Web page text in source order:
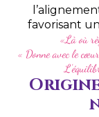
favorisant
«Là où
« Donne avec le